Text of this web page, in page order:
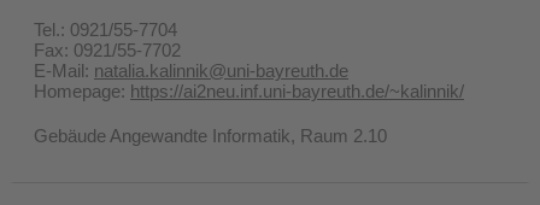
Tel.: 0921/55-7704
Fax: 0921/55-7702
E-Mail: natalia.kalinnik@uni-bayreuth.de
Homepage: https://ai2neu.inf.uni-bayreuth.de/~kalinnik/
Gebäude Angewandte Informatik, Raum 2.10